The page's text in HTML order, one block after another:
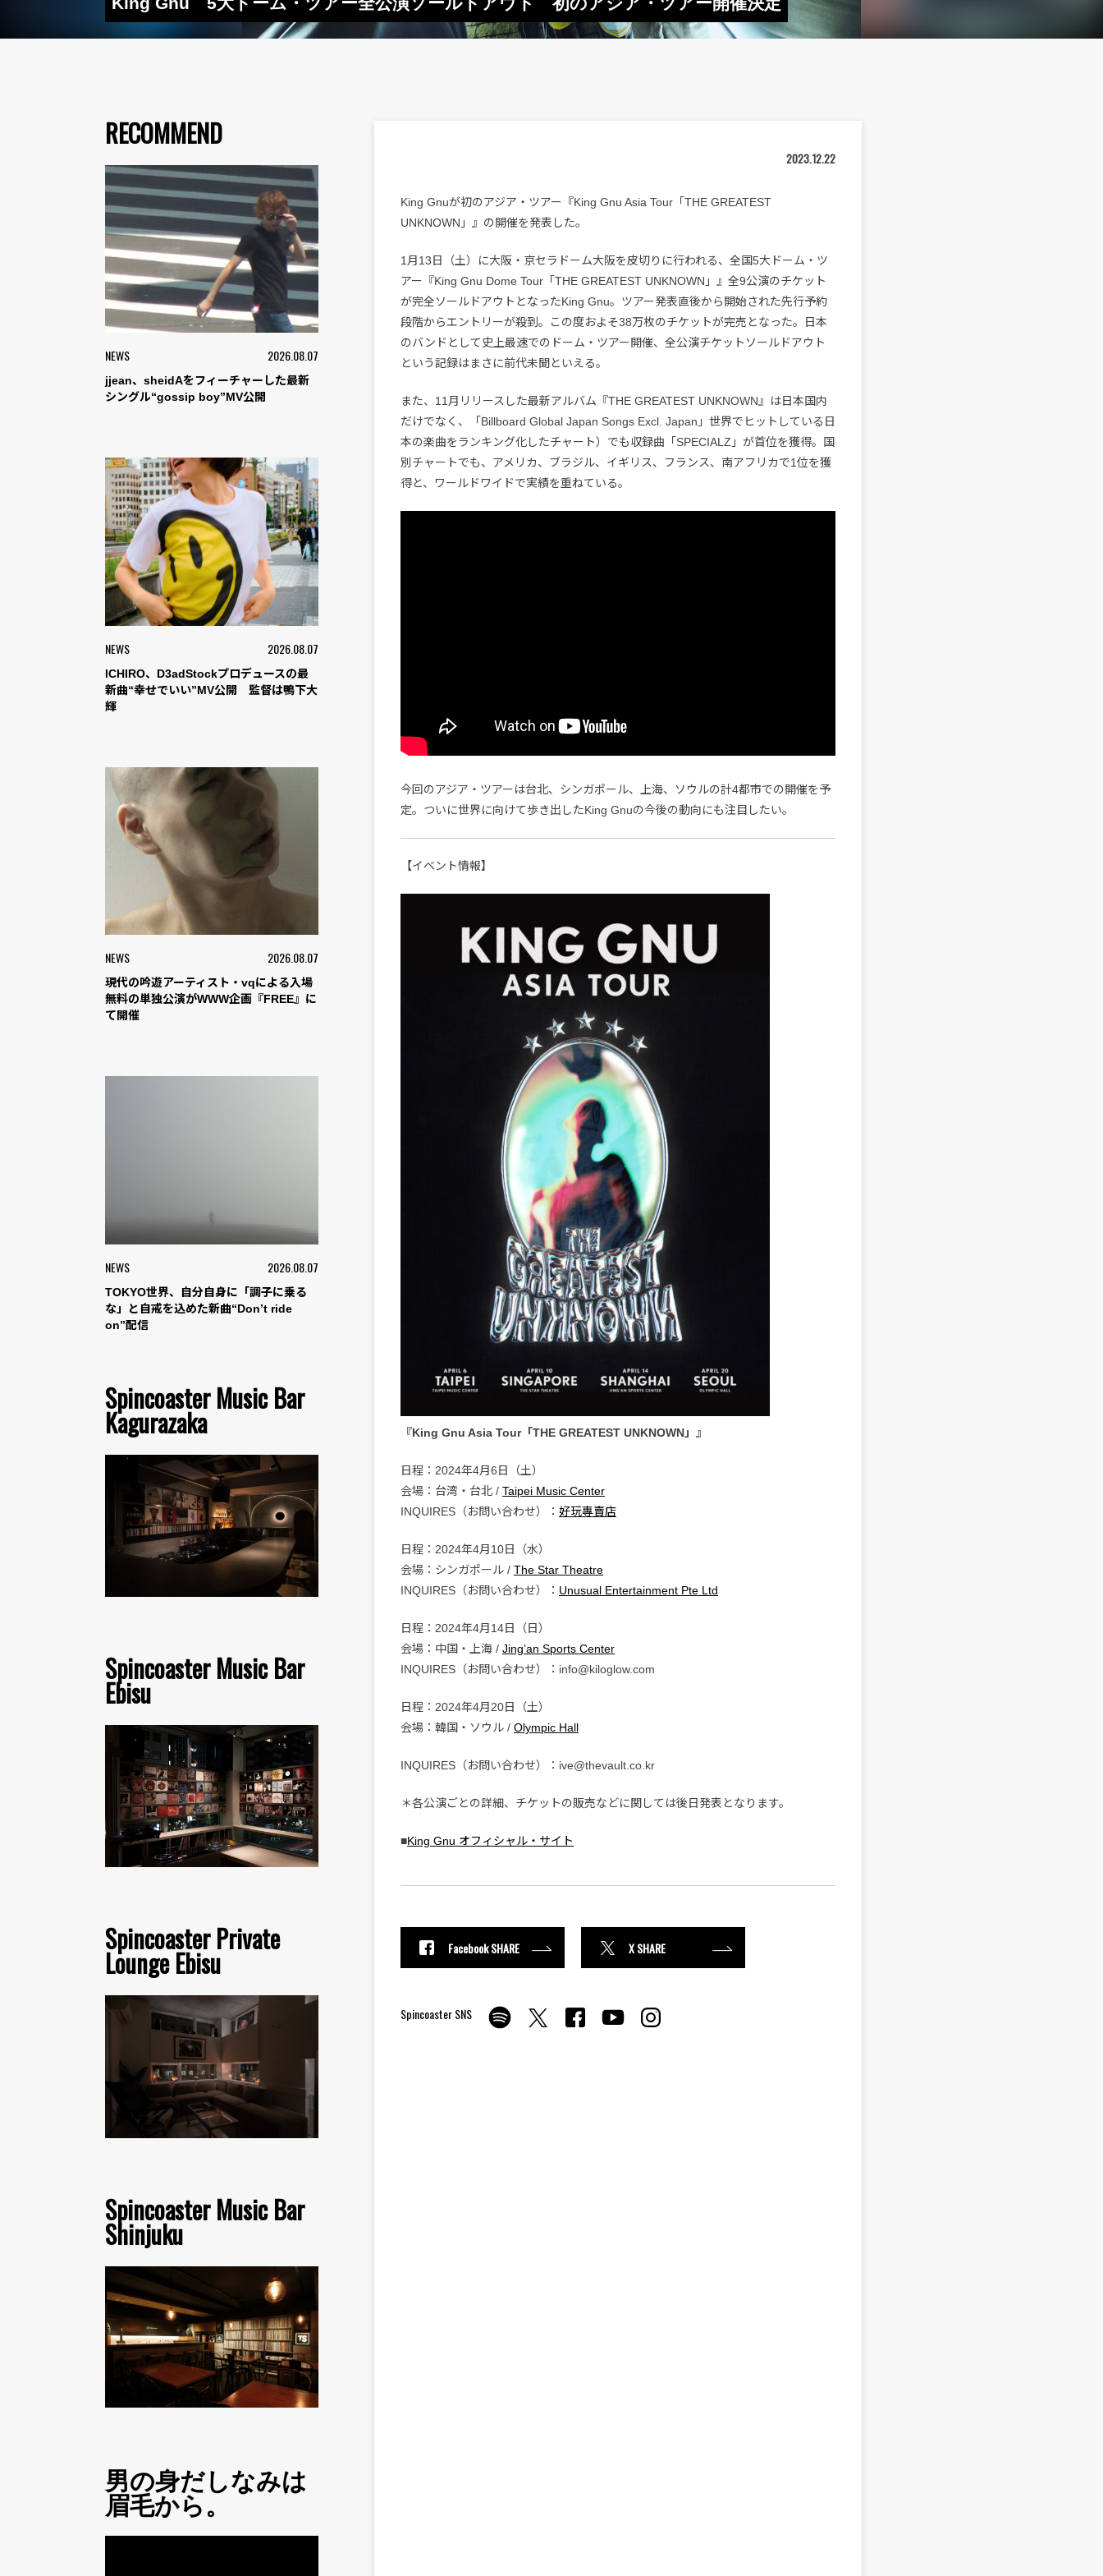
RECOMMEND
NEWS 2026.08.07
jjean、sheidAをフィーチャーした最新
シングル“gossip boy”MV公開
NEWS 2026.08.07
ICHIRO、D3adStockプロデュースの最
新曲“幸せでいい”MV公開 監督は鴨下大
輝
NEWS 2026.08.07
現代の吟遊アーティスト・vqによる入場
無料の単独公演がWWW企画『FREE』に
て開催
NEWS 2026.08.07
TOKYO世界、自分自身に「調子に乗る
な」と自戒を込めた新曲“Don’t ride
on”配信
Spincoaster Music Bar
Kagurazaka
Spincoaster Music Bar
Ebisu
Spincoaster Private
Lounge Ebisu
Spincoaster Music Bar
Shinjuku
男の身だしなみは
眉毛から。
2023.12.22
King Gnuが初のアジア・ツアー『King Gnu Asia Tour「THE GREATEST
UNKNOWN」』の開催を発表した。
1月13日（土）に大阪・京セラドーム大阪を皮切りに行われる、全国5大ドーム・ツ
アー『King Gnu Dome Tour「THE GREATEST UNKNOWN」』全9公演のチケット
が完全ソールドアウトとなったKing Gnu。ツアー発表直後から開始された先行予約
段階からエントリーが殺到。この度およそ38万枚のチケットが完売となった。日本
のバンドとして史上最速でのドーム・ツアー開催、全公演チケットソールドアウト
という記録はまさに前代未聞といえる。
また、11月リリースした最新アルバム『THE GREATEST UNKNOWN』は日本国内
だけでなく、「Billboard Global Japan Songs Excl. Japan」世界でヒットしている日
本の楽曲をランキング化したチャート）でも収録曲「SPECIALZ」が首位を獲得。国
別チャートでも、アメリカ、ブラジル、イギリス、フランス、南アフリカで1位を獲
得と、ワールドワイドで実績を重ねている。
今回のアジア・ツアーは台北、シンガポール、上海、ソウルの計4都市での開催を予
定。ついに世界に向けて歩き出したKing Gnuの今後の動向にも注目したい。
【イベント情報】
『King Gnu Asia Tour「THE GREATEST UNKNOWN」』
日程：2024年4月6日（土）
会場：台湾・台北 / Taipei Music Center
INQUIRES（お問い合わせ）： 好玩專賣店
日程：2024年4月10日（水）
会場：シンガポール / The Star Theatre
INQUIRES（お問い合わせ）： Unusual Entertainment Pte Ltd
日程：2024年4月14日（日）
会場：中国・上海 / Jing’an Sports Center
INQUIRES（お問い合わせ）：info@kiloglow.com
日程：2024年4月20日（土）
会場：韓国・ソウル / Olympic Hall
INQUIRES（お問い合わせ）：ive@thevault.co.kr
＊各公演ごとの詳細、チケットの販売などに関しては後日発表となります。
■King Gnu オフィシャル・サイト
Facebook SHARE X SHARE
Spincoaster SNS